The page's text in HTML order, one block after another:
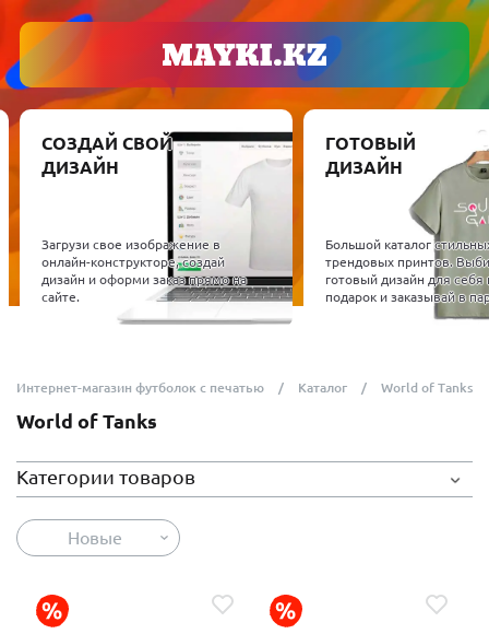
СОЗДАЙ СВОЙ
ДИЗАЙН
Загрузи свое изображение в
онлайн-конструкторе, создай
дизайн и оформи заказ прямо на
сайте.
ГОТОВЫЙ
ДИЗАЙН
Большой каталог
трендовых принтов.
готовый дизайн для себя
подарок и заказывай в
Интернет-магазин футболок с печатью Каталог World of Tanks
World of Tanks
Категории товаров
Новые